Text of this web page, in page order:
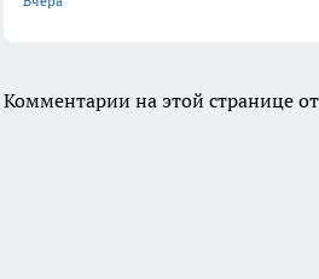
Комментарии на этой странице